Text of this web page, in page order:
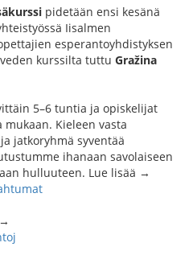
pidetään ensi kesänä
Iisalmen
esperantoyhdistyksen
kurssilta tuttu Gražina
5–6 tuntia ja opiskelijat
Kieleen vasta
jatkoryhmä syventää
ihanaan savolaiseen
hulluuteen. Lue lisää →